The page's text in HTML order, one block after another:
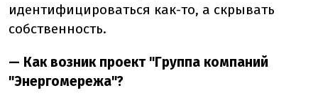
идентифицироваться как-то, а скрывать
собственность.
— Как возник проект "Группа компаний
"Энергомережа"?